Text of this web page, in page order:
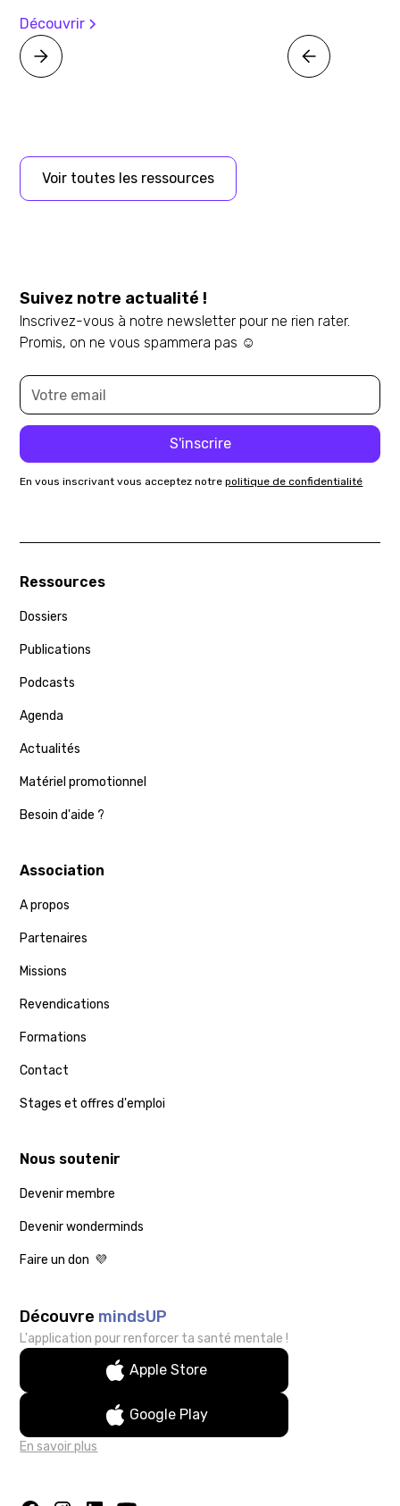
Découvrir
Voir toutes les ressources
Suivez notre actualité !
Inscrivez-vous à notre newsletter pour ne rien rater.
Promis, on ne vous spammera pas ☺️
En vous inscrivant vous acceptez notrepolitique de confidentialité
Ressources
Dossiers
Publications
Podcasts
Agenda
Actualités
Matériel promotionnel
Besoin d'aide ?
Association
A propos
Partenaires
Missions
Revendications
Formations
Contact
Stages et offres d'emploi
Nous soutenir
Devenir membre
Devenir wonderminds
Faire un don 💜
Découvre mindsUP
L'application pour renforcer ta santé mentale !
Apple Store
Google Play
En savoir plus